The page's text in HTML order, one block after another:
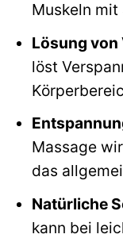
Muskeln
Lösung
löst
Massage
das
Natürliche
kann bei